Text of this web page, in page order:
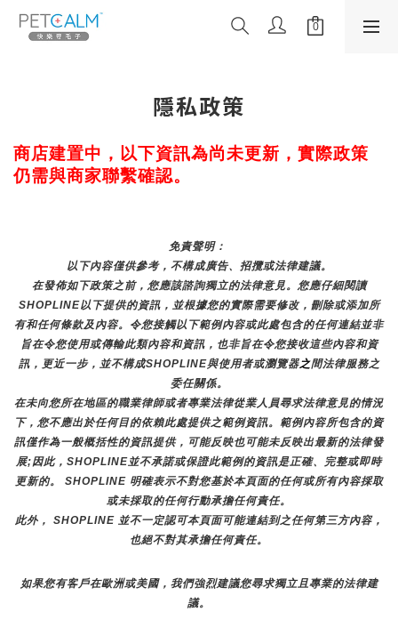
隱私政策
商店建置中，以下資訊為尚未更新，實際政策
仍需與商家聯繫確認。
免責聲明：
以下內容僅供參考，不構成廣告、招攬或法律建議。
在發佈如下政策之前，您應該諮詢獨立的法律意見。您應仔細閱讀
SHOPLINE以下提供的資訊，並根據您的實際需要修改，刪除或添加所
有和任何條款及內容。令您接觸以下範例內容或此處包含的任何連結並非
旨在令您使用或傳輸此類內容和資訊，也非旨在令您接收這些內容和資
訊，更近一步，並不構成SHOPLINE與使用者或瀏覽器之間法律服務之
委任關係。
在未向您所在地區的職業律師或者專業法律從業人員尋求法律意見的情況
下，您不應出於任何目的依賴此處提供之範例資訊。範例內容所包含的資
訊僅作為一般概括性的資訊提供，可能反映也可能未反映出最新的法律發
展;因此，SHOPLINE並不承諾或保證此範例的資訊是正確、完整或即時
更新的。 SHOPLINE 明確表示不對您基於本頁面的任何或所有內容採取
或未採取的任何行動承擔任何責任。
此外， SHOPLINE 並不一定認可本頁面可能連結到之任何第三方內容，
也絕不對其承擔任何責任。
如果您有客戶在歐洲或美國，我們強烈建議您尋求獨立且專業的法律建
議。